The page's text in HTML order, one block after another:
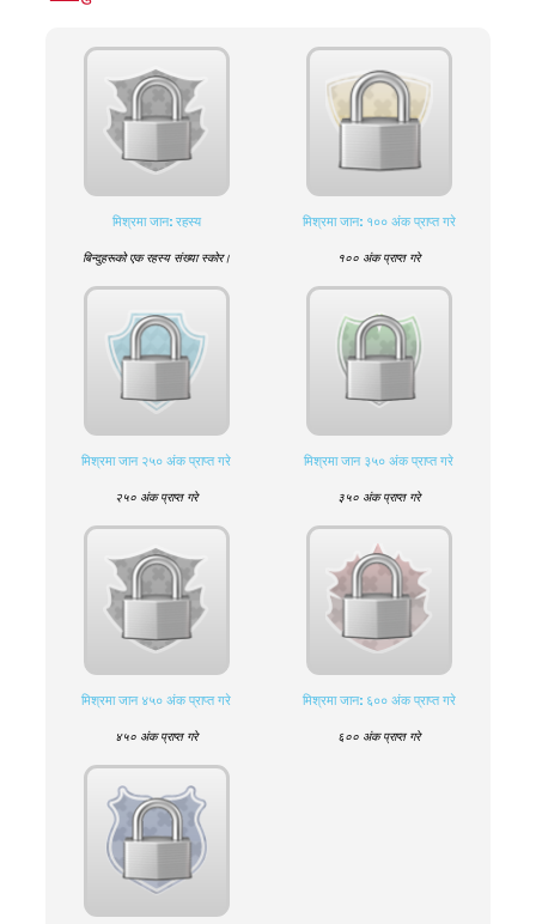
मिश्रमा जान: रहस्य
बिन्दुहरूको एक रहस्य संख्या स्कोर।
मिश्रमा जान: १०० अंक प्राप्त गरे
१०० अंक प्राप्त गरे
मिश्रमा जान २५० अंक प्राप्त गरे
२५० अंक प्राप्त गरे
मिश्रमा जान ३५० अंक प्राप्त गरे
३५० अंक प्राप्त गरे
मिश्रमा जान ४५० अंक प्राप्त गरे
४५० अंक प्राप्त गरे
मिश्रमा जान: ६०० अंक प्राप्त गरे
६०० अंक प्राप्त गरे